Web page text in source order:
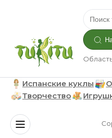
Испанские куклы
Творчество